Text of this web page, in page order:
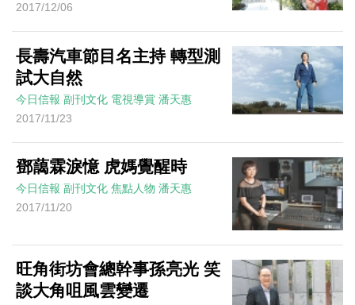
2017/12/06
長壽汽車節目名主持 轉型測
試大自然
今日信報 副刊文化 電視導賞 潘天惠
2017/11/23
鄧藹霖淚憶 虎媽覺醒時
今日信報 副刊文化 焦點人物 潘天惠
2017/11/20
旺角街坊會總幹事孫亮光 笑
談大角咀風雲變遷